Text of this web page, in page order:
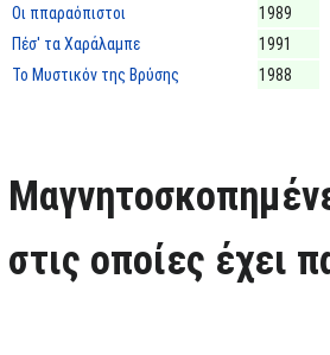
Οι ππαραόπιστοι
1989
Πέσ' τα Χαράλαμπε
1991
Το Μυστικόν της Βρύσης
1988
στις οποίες έχει